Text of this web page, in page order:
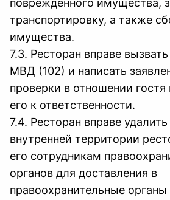
поврежденного имущества,
транспортировку, а также
имущества.
7.3. Ресторан вправе
МВД (102) и написать
проверки в отношении гостя
его к ответственности.
7.4. Ресторан вправе
внутренней территории
его сотрудникам
органов для доставления в
правоохранительные органы